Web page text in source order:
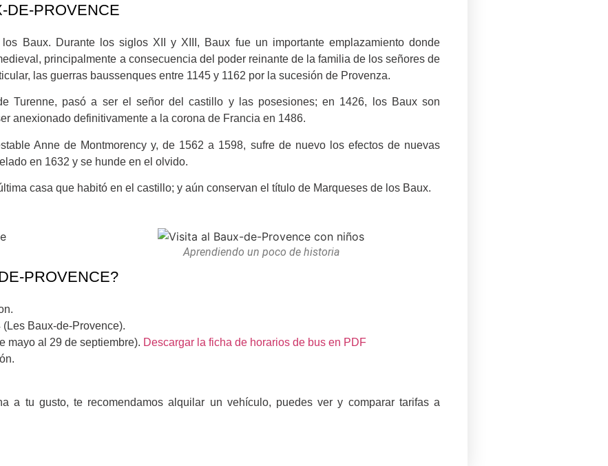
DE-PROVENCE
Baux. Durante los siglos XII y XIII, Baux fue un importante emplazamiento donde
principalmente a consecuencia del poder reinante de la familia de los señores de
las guerras baussenques entre 1145 y 1162 por la sucesión de Provenza.
Turenne, pasó a ser el señor del castillo y las posesiones; en 1426, los Baux son
anexionado definitivamente a la corona de Francia en 1486.
Anne de Montmorency y, de 1562 a 1598, sufre de nuevo los efectos de nuevas
en 1632 y se hunde en el olvido.
casa que habitó en el castillo; y aún conservan el título de Marqueses de los Baux.
Aprendiendo un poco de historia
PROVENCE?
Baux-de-Provence).
mayo al 29 de septiembre). Descargar la ficha de horarios de bus en PDF
a tu gusto, te recomendamos alquilar un vehículo, puedes ver y comparar tarifas a